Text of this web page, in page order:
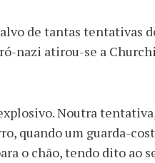
de tantas tentativas
nazi atirou-se a
Noutra
quando um guarda-
o chão, tendo dito ao